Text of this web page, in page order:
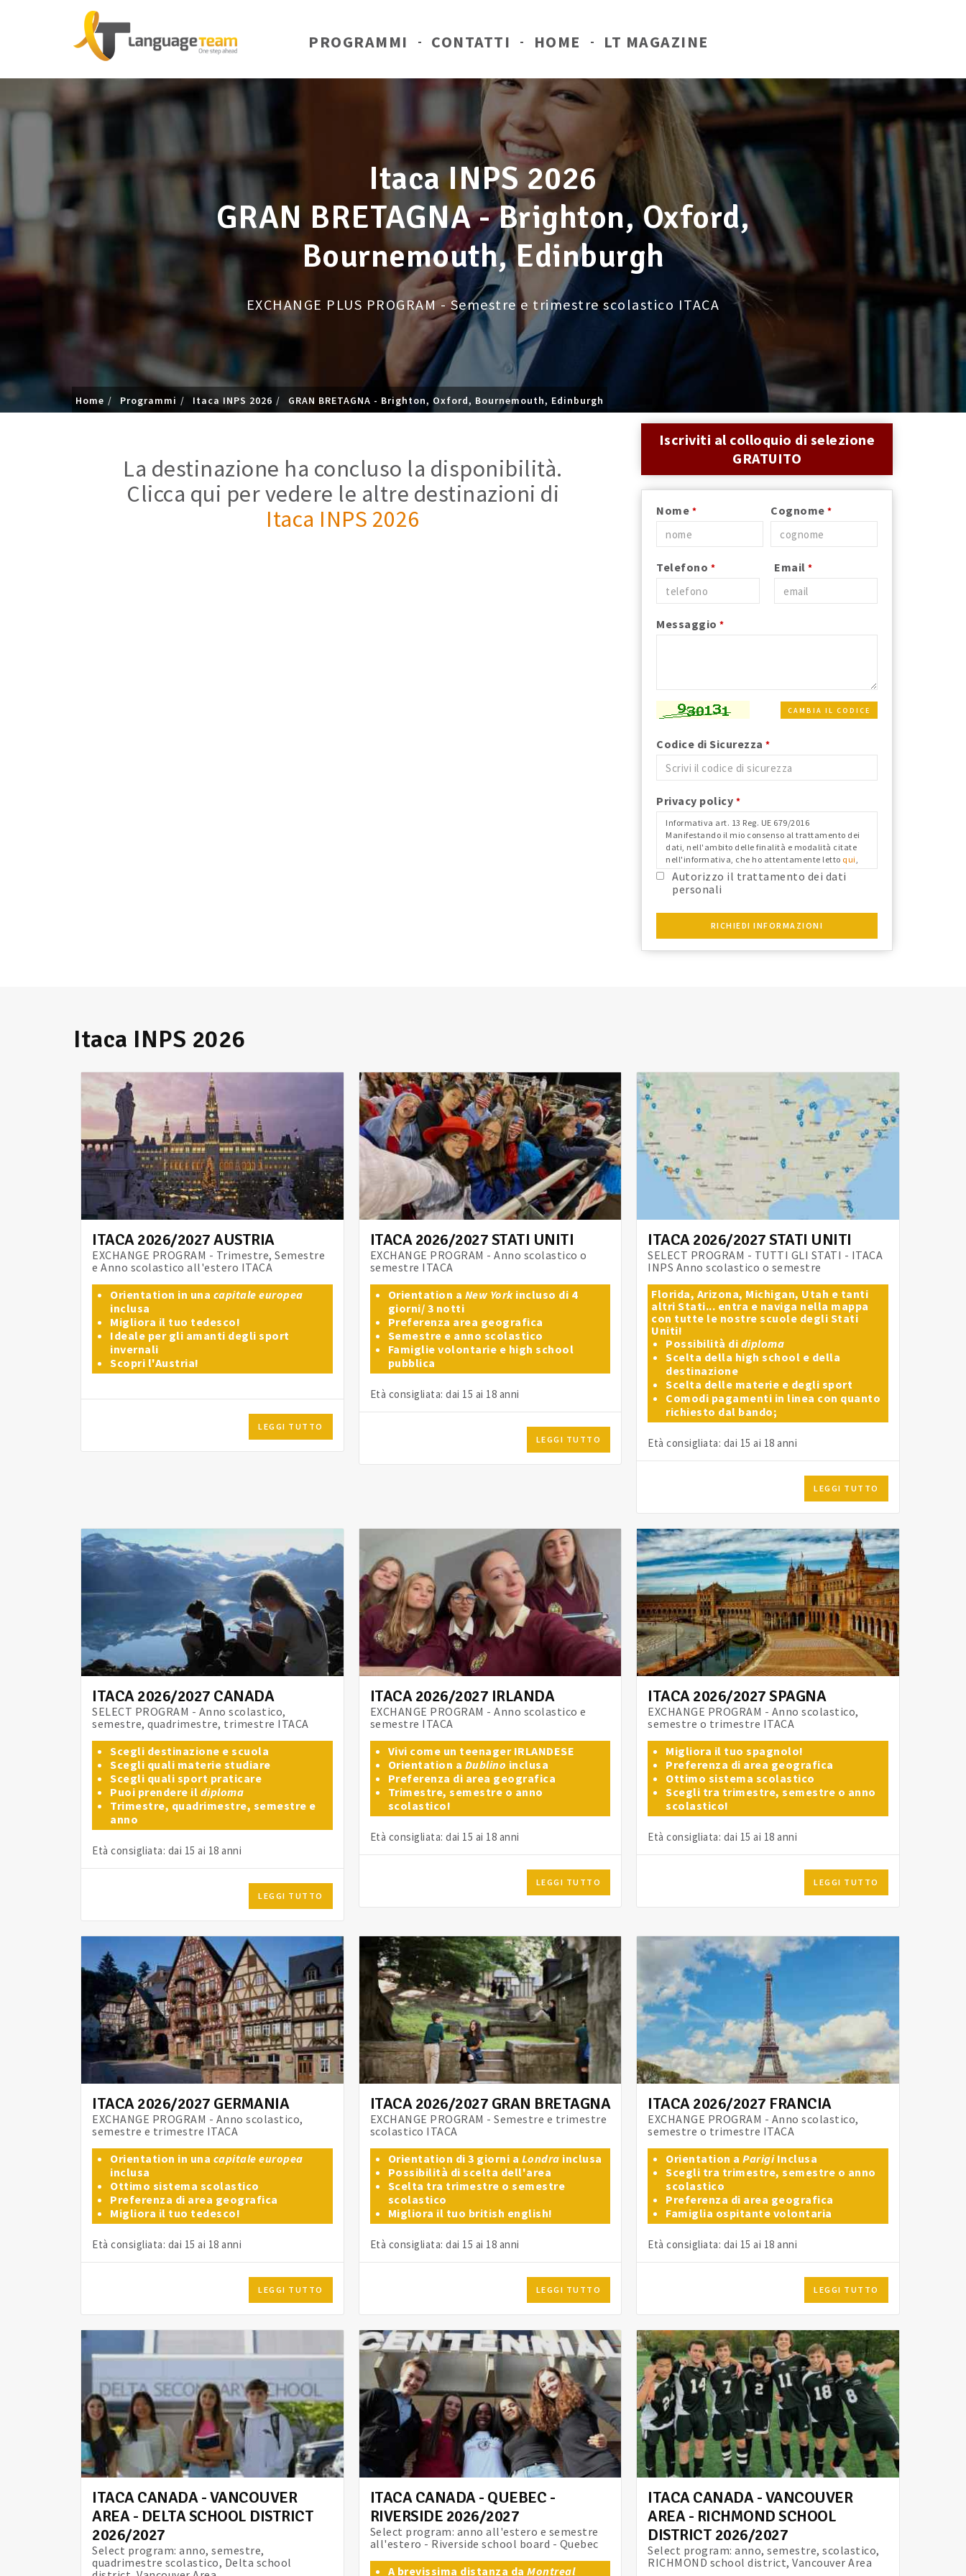
PROGRAMMI CONTATTI HOME LT MAGAZINE
Itaca INPS 2026
GRAN BRETAGNA - Brighton, Oxford,
Bournemouth, Edinburgh
EXCHANGE PLUS PROGRAM - Semestre e trimestre scolastico ITACA
Home Programmi Itaca INPS 2026 GRAN BRETAGNA - Brighton, Oxford, Bournemouth, Edinburgh
La destinazione ha concluso la disponibilità.
Clicca qui per vedere le altre destinazioni di
Itaca INPS 2026
Iscriviti al colloquio di selezione
GRATUITO
Nome * Cognome *
Telefono * Email *
Messaggio *
CAMBIA IL CODICE
Codice di Sicurezza *
Privacy policy *
Informativa art. 13 Reg. UE 679/2016
Manifestando il mio consenso al trattamento dei
dati, nell'ambito delle finalità e modalità citate
nell'informativa, che ho attentamente letto qui,
nei limiti in cui il mio consenso fosse richiesto ai
fini del Reg. Ue 679/2016 e confermo i dati
anagrafici riportati.
Autorizzo il trattamento dei dati
personali
RICHIEDI INFORMAZIONI
Itaca INPS 2026
ITACA 2026/2027 AUSTRIA
EXCHANGE PROGRAM - Trimestre, Semestre
e Anno scolastico all'estero ITACA
Orientation in una capitale europea
inclusa
Migliora il tuo tedesco!
Ideale per gli amanti degli sport
invernali
Scopri l'Austria!
LEGGI TUTTO
ITACA 2026/2027 STATI UNITI
EXCHANGE PROGRAM - Anno scolastico o
semestre ITACA
Orientation a New Yorkincluso di 4
giorni/ 3 notti
Preferenza area geografica
Semestre e anno scolastico
Famiglie volontarie e high school
pubblica
Età consigliata: dai 15 ai 18 anni
LEGGI TUTTO
ITACA 2026/2027 STATI UNITI
SELECT PROGRAM - TUTTI GLI STATI - ITACA
INPS Anno scolastico o semestre
Florida, Arizona, Michigan, Utah e tanti
altri Stati... entra e naviga nella mappa
con tutte le nostre scuole degli Stati
Uniti!
Possibilità di diploma
Scelta della high school e della
destinazione
Scelta delle materie e degli sport
Comodi pagamenti in linea con quanto
richiesto dal bando;
Età consigliata: dai 15 ai 18 anni
LEGGI TUTTO
ITACA 2026/2027 CANADA
SELECT PROGRAM - Anno scolastico,
semestre, quadrimestre, trimestre ITACA
Scegli destinazione e scuola
Scegli quali materie studiare
Scegli quali sport praticare
Puoi prendere il diploma
Trimestre, quadrimestre, semestre e
anno
Età consigliata: dai 15 ai 18 anni
LEGGI TUTTO
ITACA 2026/2027 IRLANDA
EXCHANGE PROGRAM - Anno scolastico e
semestre ITACA
Vivi come un teenager IRLANDESE
Orientation a Dublino inclusa
Preferenza di area geografica
Trimestre, semestre o anno
scolastico!
Età consigliata: dai 15 ai 18 anni
LEGGI TUTTO
ITACA 2026/2027 SPAGNA
EXCHANGE PROGRAM - Anno scolastico,
semestre o trimestre ITACA
Migliora il tuo spagnolo!
Preferenza di area geografica
Ottimo sistema scolastico
Scegli tra trimestre, semestre o anno
scolastico!
Età consigliata: dai 15 ai 18 anni
LEGGI TUTTO
ITACA 2026/2027 GERMANIA
EXCHANGE PROGRAM - Anno scolastico,
semestre e trimestre ITACA
Orientation in una capitale europea
inclusa
Ottimo sistema scolastico
Preferenza di area geografica
Migliora il tuo tedesco!
Età consigliata: dai 15 ai 18 anni
LEGGI TUTTO
ITACA 2026/2027 GRAN BRETAGNA
EXCHANGE PROGRAM - Semestre e trimestre
scolastico ITACA
Orientation di 3 giorni a Londra inclusa
Possibilità di scelta dell'area
Scelta tra trimestre o semestre
scolastico
Migliora il tuo british english!
Età consigliata: dai 15 ai 18 anni
LEGGI TUTTO
ITACA 2026/2027 FRANCIA
EXCHANGE PROGRAM - Anno scolastico,
semestre o trimestre ITACA
Orientation aParigiInclusa
Scegli tra trimestre, semestre o anno
scolastico
Preferenza di area geografica
Famiglia ospitante volontaria
Età consigliata: dai 15 ai 18 anni
LEGGI TUTTO
ITACA CANADA - VANCOUVER
AREA - DELTA SCHOOL DISTRICT
2026/2027
Select program: anno, semestre,
quadrimestre scolastico, Delta school
ITACA CANADA - QUEBEC -
RIVERSIDE 2026/2027
Select program: anno all'estero e semestre
all'estero - Riverside school board - Quebec
A brevissima distanza daMontreal
ITACA CANADA - VANCOUVER
AREA - RICHMOND SCHOOL
DISTRICT 2026/2027
Select program: anno, semestre, scolastico,
RICHMOND school district, Vancouver Area